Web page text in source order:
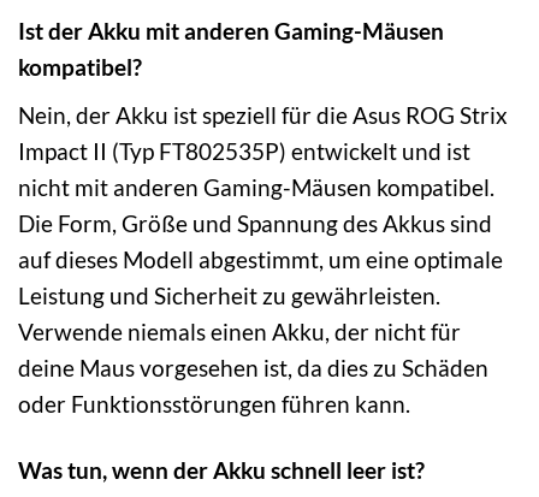
Ist der Akku mit anderen Gaming-Mäusen
kompatibel?
Nein, der Akku ist speziell für die Asus ROG Strix
Impact II (Typ FT802535P) entwickelt und ist
nicht mit anderen Gaming-Mäusen kompatibel.
Die Form, Größe und Spannung des Akkus sind
auf dieses Modell abgestimmt, um eine optimale
Leistung und Sicherheit zu gewährleisten.
Verwende niemals einen Akku, der nicht für
deine Maus vorgesehen ist, da dies zu Schäden
oder Funktionsstörungen führen kann.
Was tun, wenn der Akku schnell leer ist?